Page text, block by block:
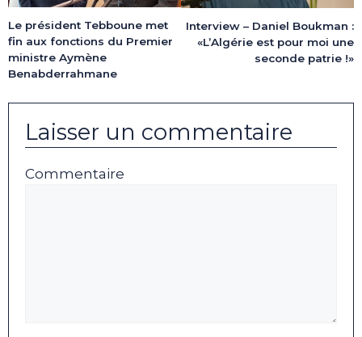
Le président Tebboune met
fin aux fonctions du Premier
ministre Aymène
Benabderrahmane
Interview – Daniel Boukman :
«L’Algérie est pour moi une
seconde patrie !»
Laisser un commentaire
Commentaire